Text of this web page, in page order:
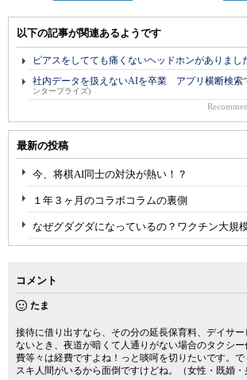
以下の記事が関連あるようです
ピアスをしてても痛くないヘッドホンがありまし
社内データを扱えないAIを卒業 アプリ横断検索
ンタープライズ)
最新の投稿
今、将棋AI同士の対決が熱い！？
１年３ヶ月のコラボコラムの裏側
なぜグダグダになっているの？ワクチン大規
コメント
たま
接待に借り出すなら、その分の延長保育料、デイサ
ないとき、夜道が暗くて人通りがない場合のタクシ
費等々は経費ですよね！っと啖呵を切りたいです。
スキ人間がいるから面倒ですけどね。（女性・既婚・